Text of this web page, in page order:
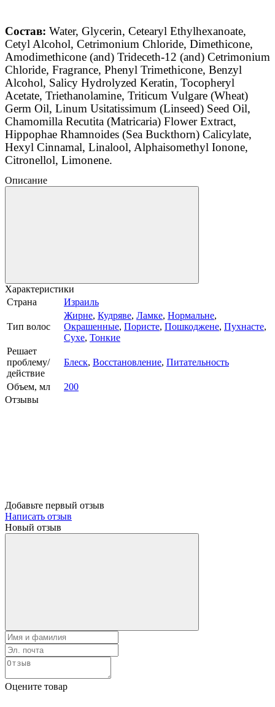
Состав: Water, Glycerin, Cetearyl Ethylhexanoate,
Cetyl Alcohol, Cetrimonium Chloride, Dimethicone,
Amodimethicone (and) Trideceth-12 (and) Cetrimonium
Chloride, Fragrance, Phenyl Trimethicone, Benzyl
Alcohol, Salicy Hydrolyzed Keratin, Tocopheryl
Acetate, Triethanolamine, Triticum Vulgare (Wheat)
Germ Oil, Linum Usitatissimum (Linseed) Seed Oil,
Chamomilla Recutita (Matricaria) Flower Extract,
Hippophae Rhamnoides (Sea Buckthorn) Саlicylate,
Hexyl Cinnamal, Linalool, Alphaisomethyl Ionone,
Citronellol, Limonene.
Описание
Характеристики
Страна
Израиль
Тип волос
Жирне, Кудряве, Ламке, Нормальне,
Окрашенные, Пористе, Пошкоджене, Пухнасте,
Сухе, Тонкие
Решает
проблему/
действие
Блеск, Восстановление, Питательность
Объем, мл
200
Отзывы
Добавьте первый отзыв
Написать отзыв
Новый отзыв
Оцените товар